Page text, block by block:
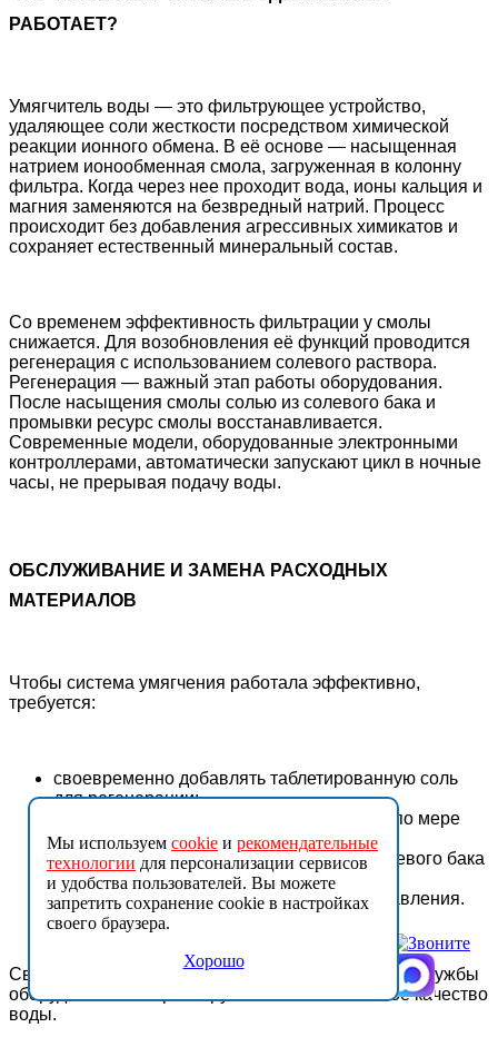
РАБОТАЕТ?
Умягчитель воды — это фильтрующее устройство,
удаляющее соли жесткости посредством химической
реакции ионного обмена. В её основе — насыщенная
натрием ионообменная смола, загруженная в колонну
фильтра. Когда через нее проходит вода, ионы кальция и
магния заменяются на безвредный натрий. Процесс
происходит без добавления агрессивных химикатов и
сохраняет естественный минеральный состав.
Со временем эффективность фильтрации у смолы
снижается. Для возобновления её функций проводится
регенерация с использованием солевого раствора.
Регенерация — важный этап работы оборудования.
После насыщения смолы солью из солевого бака и
промывки ресурс смолы восстанавливается.
Современные модели, оборудованные электронными
контроллерами, автоматически запускают цикл в ночные
часы, не прерывая подачу воды.
ОБСЛУЖИВАНИЕ И ЗАМЕНА РАСХОДНЫХ
МАТЕРИАЛОВ
Чтобы система умягчения работала эффективно,
требуется:
своевременно добавлять таблетированную соль
для регенерации;
проводить замену ионообменной смолы по мере
выработки ресурса;
выполнять профилактическую чистку солевого бака
и клапанов;
проверять работоспособность блока управления.
Своевременное обслуживание продлевает срок службы
оборудования и гарантирует стабильно высокое качество
воды.
Мы используем cookie и рекомендательные
технологии для персонализации сервисов
и удобства пользователей. Вы можете
запретить сохранение cookie в настройках
своего браузера.
Хорошо